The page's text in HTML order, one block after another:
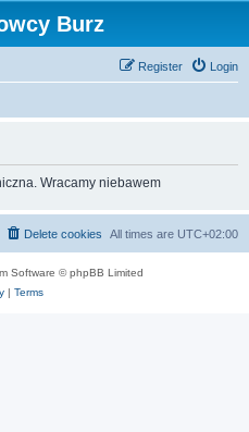
Burz
Login
Register
Wracamy niebawem
All times are UTC+02:00
Delete cookies
Software © phpBB Limited
| Terms